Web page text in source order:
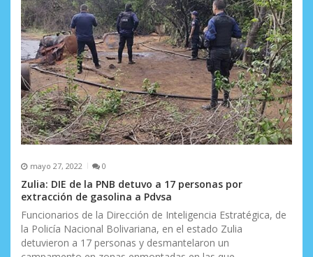
mayo 27, 2022 0
Zulia: DIE de la PNB detuvo a 17 personas por
extracción de gasolina a Pdvsa
Funcionarios de la Dirección de Inteligencia Estratégica, de
la Policía Nacional Bolivariana, en el estado Zulia
detuvieron a 17 personas y desmantelaron un